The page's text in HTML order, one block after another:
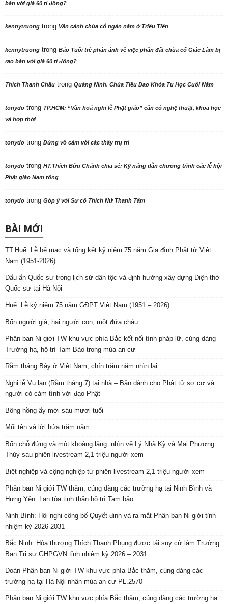
bán với giá 60 tỉ đồng?
kennytruong trong Vãn cảnh chùa cổ ngàn năm ở Triều Tiên
kennytruong trong Báo Tuổi trẻ phản ảnh về việc phần đất chùa cổ Giác Lâm bị
rao bán với giá 60 tỉ đồng?
Thích Thanh Châu trong Quảng Ninh. Chùa Tiêu Dao Khóa Tu Học Cuối Năm
tonydo trong TP.HCM: “Văn hoá nghi lễ Phật giáo” cần có nghệ thuật, khoa học
và hợp thời
tonydo trong Đừng vô cảm với các thầy trụ trì
tonydo trong HT.Thích Bửu Chánh chia sẻ: Kỹ năng dẫn chương trình các lễ hội
Phật giáo Nam tông
tonydo trong Góp ý với Sư cô Thích Nữ Thanh Tâm
BÀI MỚI
TT.Huế: Lễ bế mạc và tổng kết kỷ niệm 75 năm Gia đình Phật tử Việt
Nam (1951-2026)
Dấu ấn Quốc sư trong lịch sử dân tộc và định hướng xây dựng Điện thờ
Quốc sư tại Hà Nội
Huế: Lễ kỷ niệm 75 năm GĐPT Việt Nam (1951 – 2026)
Bốn người già, hai người con, một đứa cháu
Phân ban Ni giới TW khu vực phía Bắc kết nối tình pháp lữ, cúng dàng
Trường hạ, hộ trì Tam Bảo trong mùa an cư
Rằm tháng Bảy ở Việt Nam, chín trăm năm nhìn lại
Nghi lễ Vu lan (Rằm tháng 7) tại nhà – Bản dành cho Phật tử sơ cơ và
người có cảm tình với đạo Phật
Bông hồng ấy mới sáu mươi tuổi
Mũi tên và lời hứa trăm năm
Bốn chỗ đứng và một khoảng lặng: nhìn về Lý Nhã Kỳ và Mai Phương
Thúy sau phiên livestream 2,1 triệu người xem
Biệt nghiệp và cộng nghiệp từ phiên livestream 2,1 triệu người xem
Phân ban Ni giới TW thăm, cúng dàng các trường hạ tại Ninh Bình và
Hưng Yên: Lan tỏa tinh thần hộ trì Tam bảo
Ninh Bình: Hội nghị công bố Quyết định và ra mắt Phân ban Ni giới tỉnh
nhiệm kỳ 2026-2031
Bắc Ninh: Hòa thượng Thích Thanh Phụng được tái suy cử làm Trưởng
Ban Trị sự GHPGVN tỉnh nhiệm kỳ 2026 – 2031
Đoàn Phân ban Ni giới TW khu vực phía Bắc thăm, cúng dàng các
trường hạ tại Hà Nội nhân mùa an cư PL.2570
Phân ban Ni giới TW khu vực phía Bắc thăm, cúng dàng các trường hạ